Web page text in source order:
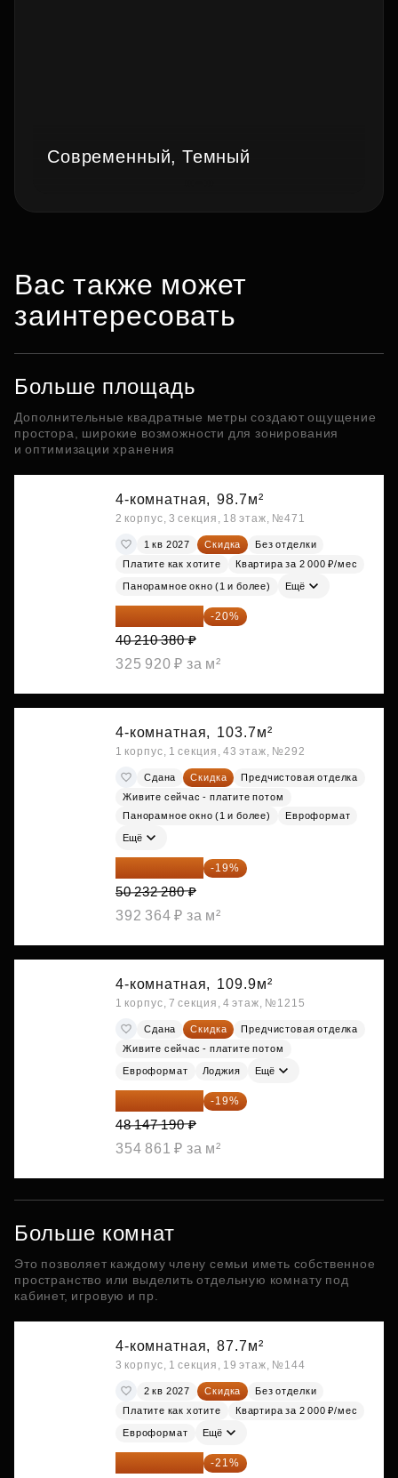
Современный, Темный
Вас также может
заинтересовать
Больше площадь
Дополнительные квадратные метры создают ощущение
простора, широкие возможности для зонирования
и оптимизации хранения
4-комнатная, 98.7м²
2 корпус, 3 секция, 18 этаж, №471
1 кв 2027 Скидка
Без отделки
Платите как хотите
Квартира за 2 000 ₽/мес
Панорамное окно (1 и более) Ещё
32 168 304 ₽ -20%
40 210 380 ₽
325 920 ₽ за м²
4-комнатная, 103.7м²
1 корпус, 1 секция, 43 этаж, №292
Сдана Скидка
Предчистовая отделка
Живите сейчас - платите потом
Панорамное окно (1 и более)
Евроформат
Ещё
40 688 147 ₽ -19%
50 232 280 ₽
392 364 ₽ за м²
4-комнатная, 109.9м²
1 корпус, 7 секция, 4 этаж, №1215
Сдана Скидка
Предчистовая отделка
Живите сейчас - платите потом
Евроформат Лоджия Ещё
38 999 224 ₽ -19%
48 147 190 ₽
354 861 ₽ за м²
Больше комнат
Это позволяет каждому члену семьи иметь собственное
пространство или выделить отдельную комнату под
кабинет, игровую и пр.
4-комнатная, 87.7м²
3 корпус, 1 секция, 19 этаж, №144
2 кв 2027 Скидка
Без отделки
Платите как хотите
Квартира за 2 000 ₽/мес
Евроформат Ещё
29 438 347 ₽ -21%